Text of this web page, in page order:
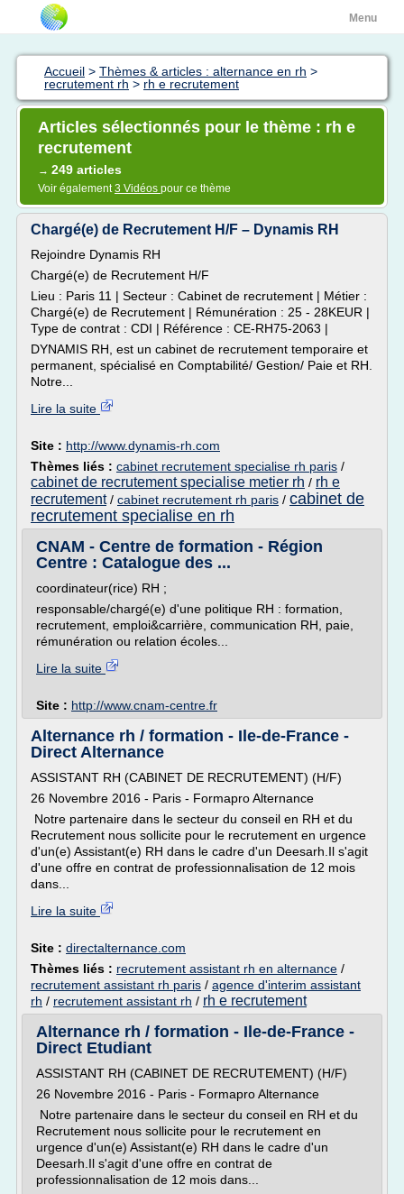
Menu
Accueil > Thèmes & articles : alternance en rh >
recrutement rh > rh e recrutement
Articles sélectionnés pour le thème : rh e
recrutement
→ 249 articles
Voir également3 Vidéos pour ce thème
Chargé(e) de Recrutement H/F – Dynamis RH
Rejoindre Dynamis RH
Chargé(e) de Recrutement H/F
Lieu : Paris 11 | Secteur : Cabinet de recrutement | Métier :
Chargé(e) de Recrutement | Rémunération : 25 - 28KEUR |
Type de contrat : CDI | Référence : CE-RH75-2063 |
DYNAMIS RH, est un cabinet de recrutement temporaire et
permanent, spécialisé en Comptabilité/ Gestion/ Paie et RH.
Notre...
Lire la suite
Site : http://www.dynamis-rh.com
Thèmes liés : cabinet recrutement specialise rh paris /
cabinet de recrutement specialise metier rh / rh e
recrutement/ cabinet recrutement rh paris / cabinet de
recrutement specialise en rh
CNAM - Centre de formation - Région
Centre : Catalogue des ...
coordinateur(rice) RH ;
responsable/chargé(e) d'une politique RH : formation,
recrutement, emploi&carrière, communication RH, paie,
rémunération ou relation écoles...
Lire la suite
Site : http://www.cnam-centre.fr
Alternance rh / formation - Ile-de-France -
Direct Alternance
ASSISTANT RH (CABINET DE RECRUTEMENT) (H/F)
26 Novembre 2016 - Paris - Formapro Alternance
Notre partenaire dans le secteur du conseil en RH et du
Recrutement nous sollicite pour le recrutement en urgence
d'un(e) Assistant(e) RH dans le cadre d'un Deesarh.Il s'agit
d'une offre en contrat de professionnalisation de 12 mois
dans...
Lire la suite
Site : directalternance.com
Thèmes liés : recrutement assistant rh en alternance /
recrutement assistant rh paris / agence d'interim assistant
rh / recrutement assistant rh / rh e recrutement
Alternance rh / formation - Ile-de-France -
Direct Etudiant
ASSISTANT RH (CABINET DE RECRUTEMENT) (H/F)
26 Novembre 2016 - Paris - Formapro Alternance
Notre partenaire dans le secteur du conseil en RH et du
Recrutement nous sollicite pour le recrutement en
urgence d'un(e) Assistant(e) RH dans le cadre d'un
Deesarh.Il s'agit d'une offre en contrat de
professionnalisation de 12 mois dans...